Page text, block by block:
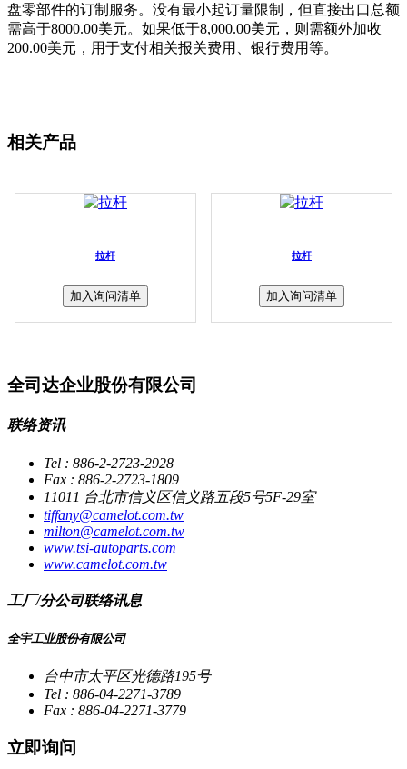
盘零部件的订制服务。没有最小起订量限制，但直接出口总额
需高于8000.00美元。如果低于8,000.00美元，则需额外加收
200.00美元，用于支付相关报关费用、银行费用等。
相关产品
拉杆
加入询问清单
拉杆
加入询问清单
全司达企业股份有限公司
联络资讯
Tel : 886-2-2723-2928
Fax : 886-2-2723-1809
11011 台北市信义区信义路五段5号5F-29室
tiffany@camelot.com.tw
milton@camelot.com.tw
www.tsi-autoparts.com
www.camelot.com.tw
工厂/分公司联络讯息
全宇工业股份有限公司
台中市太平区光德路195号
Tel : 886-04-2271-3789
Fax : 886-04-2271-3779
立即询问